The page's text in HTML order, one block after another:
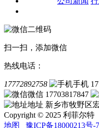
扫一扫，添加微信
热线电话：
17772892758 手机
微信 17703817847
地址 新乡市牧野区
Copyright © 2025 利菲尔
地图
豫ICP备18000213号-7